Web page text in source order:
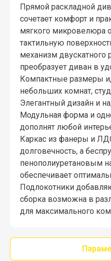
Прямой раскладной
сочетает комфорт и
мягкого микровелюра
тактильную
механизм двускатного
преобразует диван в
Компактные размеры
небольших комнат,
Элегантный дизайн и
Модульная форма и
дополнят любой
Каркас из фанеры и
долговечность, а
пенополиуретановым
обеспечивает
Подлокотники
сборка возможна в
для максимального